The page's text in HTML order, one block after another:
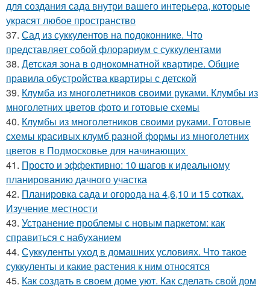
для создания сада внутри вашего интерьера, которые
украсят любое пространство
37. Сад из суккулентов на подоконнике. Что
представляет собой флорариум с суккулентами
38. Детская зона в однокомнатной квартире. Общие
правила обустройства квартиры с детской
39. Клумба из многолетников своими руками. Клумбы из
многолетних цветов фото и готовые схемы
40. Клумбы из многолетников своими руками. Готовые
схемы красивых клумб разной формы из многолетних
цветов в Подмосковье для начинающих
41. Просто и эффективно: 10 шагов к идеальному
планированию дачного участка
42. Планировка сада и огорода на 4,6,10 и 15 сотках.
Изучение местности
43. Устранение проблемы с новым паркетом: как
справиться с набуханием
44. Суккуленты уход в домашних условиях. Что такое
суккуленты и какие растения к ним относятся
45. Как создать в своем доме уют. Как сделать свой дом